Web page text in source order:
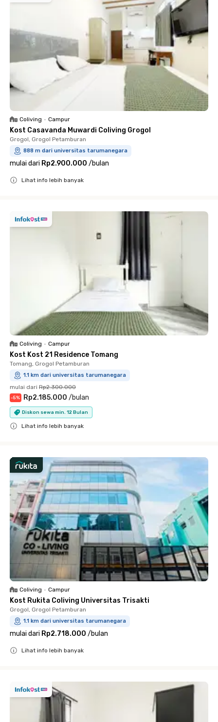
Coliving • Campur
Kost Casavanda Muwardi Coliving Grogol
Grogol, Grogol Petamburan
888 m dari universitas tarumanegara
mulai dari Rp2.900.000 /bulan
Lihat info lebih banyak
Coliving • Campur
Kost Kost 21 Residence Tomang
Tomang, Grogol Petamburan
1.1 km dari universitas tarumanegara
mulai dari Rp2.300.000
-5% Rp2.185.000 /bulan
Diskon sewa min. 12 Bulan
Lihat info lebih banyak
Coliving • Campur
Kost Rukita Coliving Universitas Trisakti
Grogol, Grogol Petamburan
1.1 km dari universitas tarumanegara
mulai dari Rp2.718.000 /bulan
Lihat info lebih banyak